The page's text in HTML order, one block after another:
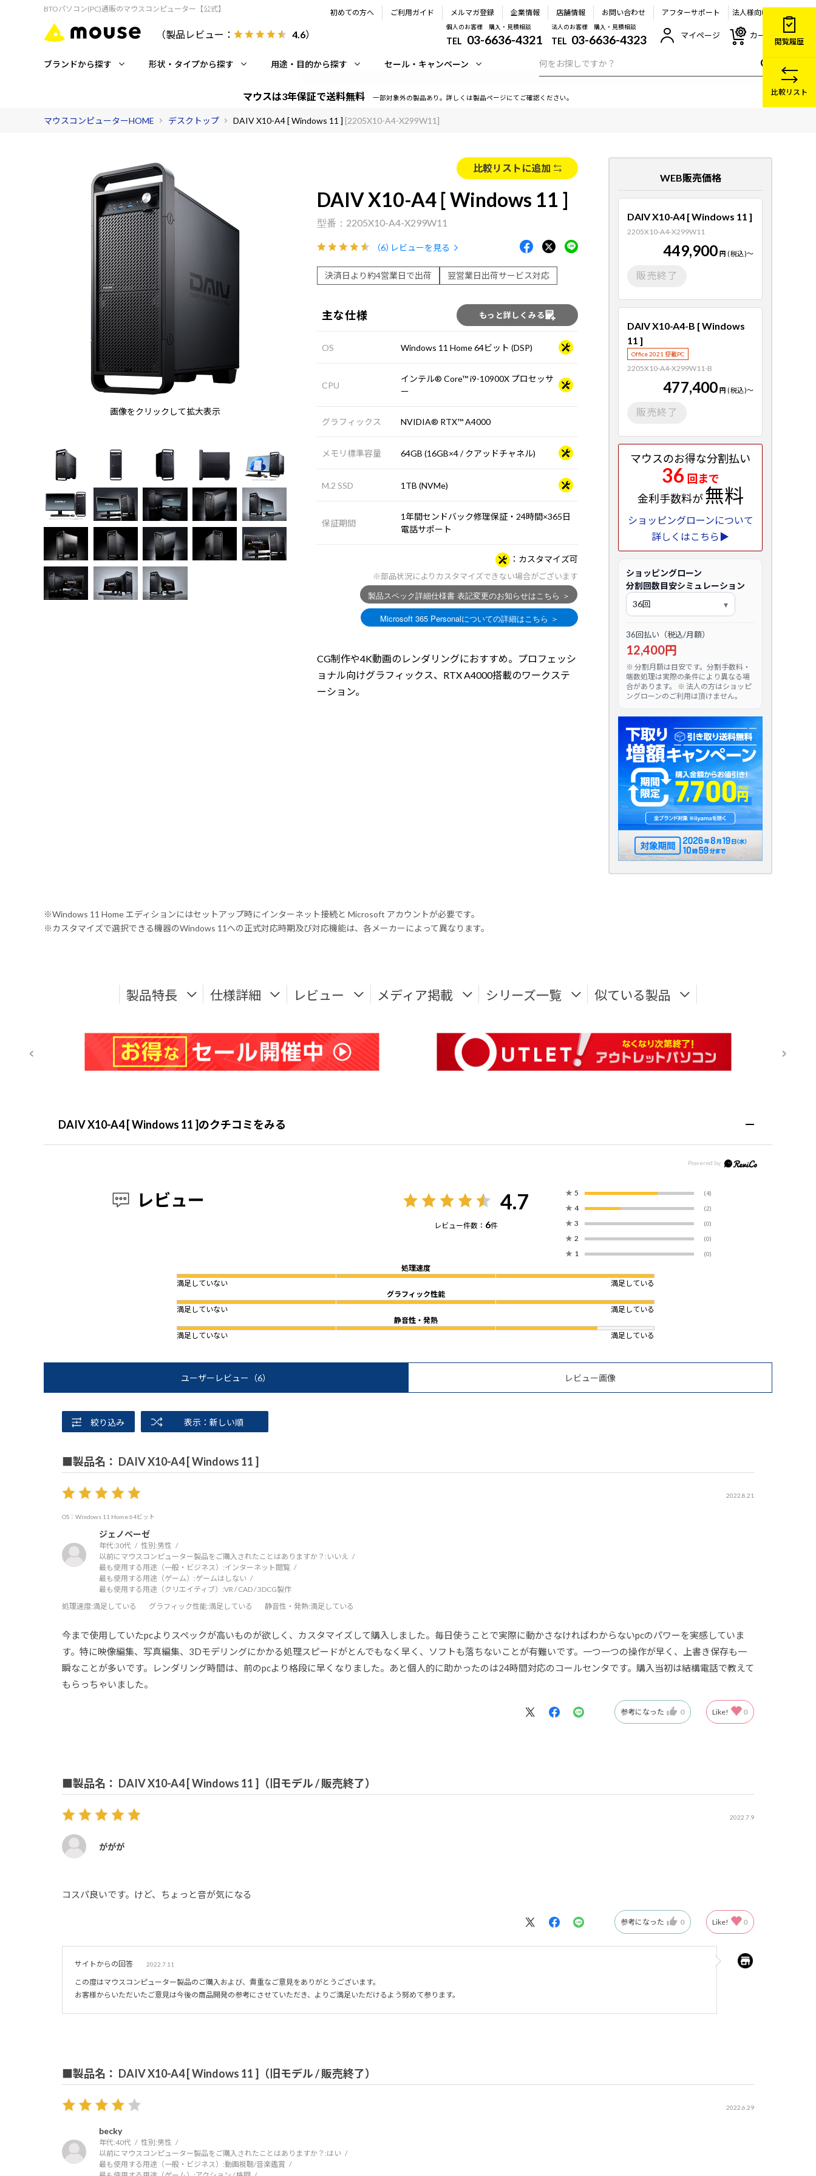
BTOパソコン(PC)通販のマウスコンピューター【公式】
（製品レビュー： 4.6）
初めての方へ ご利用ガイド メルマガ登録 企業情報 店舗情報 お問い合わせ アフターサポート 法人様向け
個人のお客様 購入・見積相談
TEL 03-6636-4321
法人のお客様 購入・見積相談
TEL 03-6636-4323 マイページ カート
ブランドから探す 形状・タイプから探す 用途・目的から探す セール・キャンペーン
マウスは3年保証で送料無料 一部対象外の製品あり。詳しくは製品ページにてご確認ください。
マウスコンピューターHOME デスクトップ DAIV X10-A4 [ Windows 11 ] [2205X10-A4-X299W11]
画像をクリックして拡大表示
比較リストに追加
DAIV X10-A4 [ Windows 11 ]
2205X10-A4-X299W11
（6）レビューを見る
決済日より約4営業日で出荷 翌営業日出荷サービス対応
主な仕様 もっと詳しくみる
OS Windows 11 Home 64ビット (DSP)
CPU
インテル® Core™ i9-10900X プロセッサ
ー
グラフィックス NVIDIA® RTX™ A4000
メモリ標準容量 64GB (16GB×4 / クアッドチャネル)
M.2 SSD 1TB (NVMe)
保証期間
1年間センドバック修理保証・24時間×365日
電話サポート
カスタマイズ可
※部品状況によりカスタマイズできない場合がございます
CG制作や4K動画のレンダリングにおすすめ。プロフェッシ
ョナル向けグラフィックス、RTX A4000搭載のワークステ
ーション。
WEB販売価格
DAIV X10-A4 [ Windows 11 ]
2205X10-A4-X299W11
449,900 円 (税込)～
販売終了
DAIV X10-A4-B [ Windows
11 ]
Office 2021 搭載PC
2205X10-A4-X299W11-B
477,400 円 (税込)～
販売終了
マウスのお得な分割払い
36 回まで
金利手数料が無料
ショッピングローンについて
詳しくはこちら▶
ショッピングローン
分割回数目安シミュレーション
36回払い（税込/月額）
12,400円
※ 分割月額は目安です。分割手数料・
端数処理は実際の条件により異なる場
合があります。 ※ 法人の方はショッピ
ングローンのご利用は頂けません。
※Windows 11 Home エディションにはセットアップ時にインターネット接続と Microsoft アカウントが必要です。
※カスタマイズで選択できる機器のWindows 11への正式対応時期及び対応機能は、各メーカーによって異なります。
製品特長 仕様詳細 レビュー メディア掲載 シリーズ一覧 似ている製品
DAIV X10-A4 [ Windows 11 ]のクチコミをみる
レビュー 4.7
レビュー件数： 6件
★ 5 (4)
★ 4 (2)
★ 3 (0)
★ 2 (0)
★ 1 (0)
処理速度
満足していない
満足している
グラフィック性能
満足していない
満足している
静音性・発熱
満足していない
満足している
ユーザーレビュー （6） レビュー画像
絞り込み 表示：新しい順
■製品名： DAIV X10-A4 [ Windows 11 ]
2022.8.21
OS：Windows 11 Home 64ビット
ジェノベーゼ
年代:30代 性別:男性
以前にマウスコンピューター製品をご購入されたことはありますか？: いいえ
最も使用する用途（一般・ビジネス）:インターネット閲覧
最も使用する用途（ゲーム）:ゲームはしない
最も使用する用途（クリエイティブ）:VR / CAD / 3DCG製作
処理速度:満足している グラフィック性能:満足している 静音性・発熱:満足している
今まで使用していたpcよりスペックが高いものが欲しく、カスタマイズして購入しました。毎日使うことで実際に動かさなければわからないpcのパワーを実感していま
す。特に映像編集、写真編集、3Dモデリングにかかる処理スピードがとんでもなく早く、ソフトも落ちないことが有難いです。一つ一つの操作が早く、上書き保存も一
瞬なことが多いです。レンダリング時間は、前のpcより格段に早くなりました。あと個人的に助かったのは24時間対応のコールセンタです。購入当初は結構電話で教えて
もらっちゃいました。
参考になった 0 Like! 0
■製品名： DAIV X10-A4 [ Windows 11 ]（旧モデル / 販売終了）
2022.7.9
ががが
コスパ良いです。けど、ちょっと音が気になる
参考になった 0 Like! 0
サイトからの回答 2022.7.11
この度はマウスコンピューター製品のご購入および、貴重なご意見をありがとうございます。
お客様からいただいたご意見は今後の商品開発の参考にさせていただき、よりご満足いただけるよう努めて参ります。
■製品名： DAIV X10-A4 [ Windows 11 ]（旧モデル / 販売終了）
2022.6.29
becky
年代:40代 性別:男性
以前にマウスコンピューター製品をご購入されたことはありますか？:はい
最も使用する用途（一般・ビジネス）:動画視聴/音楽鑑賞
閲覧履歴
比較リスト